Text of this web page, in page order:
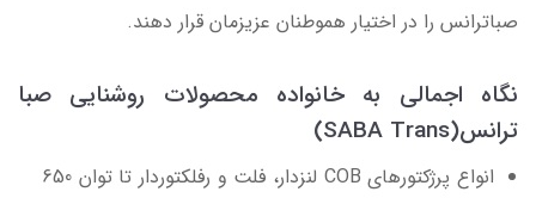
صباترانس را در اختیار هموطنان عزیزمان قرار دهند.
نگاه اجمالی به خانواده محصولات روشنایی صبا
ترانس(SABA Trans)
انواع پرژکتورهای COB لنزدار، فلت و رفلکتوردار تا توان 650